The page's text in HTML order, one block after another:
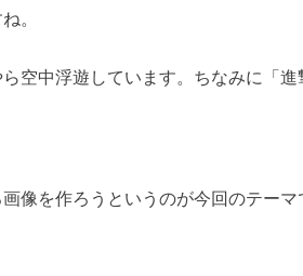
。
空中浮遊しています。ちなみに「
像を作ろうというのが今回のテーマ